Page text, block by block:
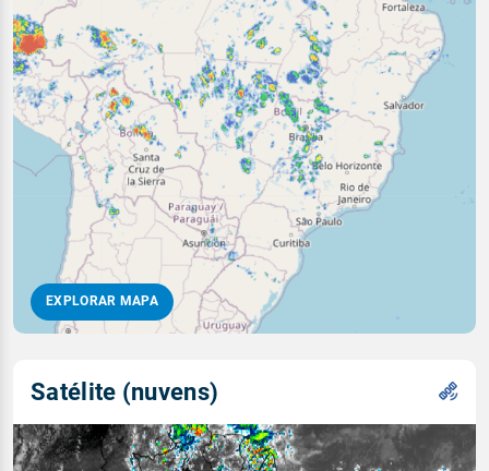
EXPLORAR MAPA
Satélite (nuvens)